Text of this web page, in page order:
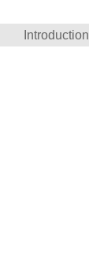
Introduction